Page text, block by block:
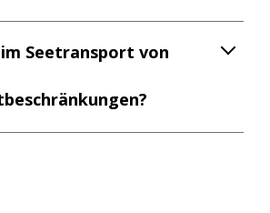
Seetransport von